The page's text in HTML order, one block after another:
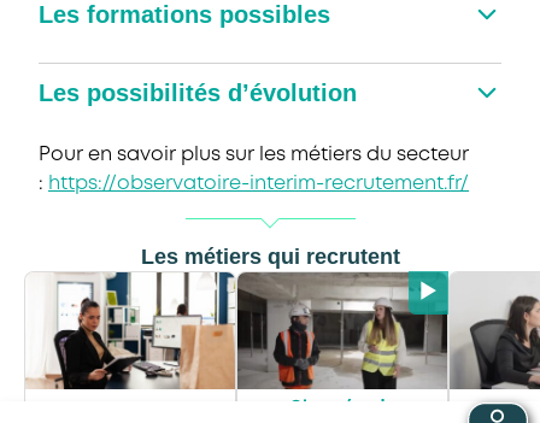
Les formations possibles
Les possibilités d’évolution
Pour en savoir plus sur les métiers du secteur
: https://observatoire-interim-recrutement.fr/
Les métiers qui recrutent